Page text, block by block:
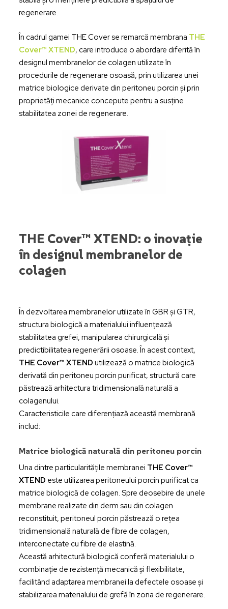
regenerare.
În cadrul gamei THE Cover se remarcă membrana THE
Cover™ XTEND, care introduce o abordare diferită în
designul membranelor de colagen utilizate în
procedurile de regenerare osoasă, prin utilizarea unei
matrice biologice derivate din peritoneu porcin și prin
proprietăți mecanice concepute pentru a susține
stabilitatea zonei de regenerare.
THE Cover™ XTEND: o inovație
în designul membranelor de
colagen
În dezvoltarea membranelor utilizate în GBR și GTR,
structura biologică a materialului influențează
stabilitatea grefei, manipularea chirurgicală și
predictibilitatea regenerării osoase. În acest context,
THE Cover™ XTEND utilizează o matrice biologică
derivată din peritoneu porcin purificat, structură care
păstrează arhitectura tridimensională naturală a
colagenului.
Caracteristicile care diferențiază această membrană
includ:
Matrice biologică naturală din peritoneu porcin
Una dintre particularitățile membranei THE Cover™
XTEND este utilizarea peritoneului porcin purificat ca
matrice biologică de colagen. Spre deosebire de unele
membrane realizate din derm sau din colagen
reconstituit, peritoneul porcin păstrează o rețea
tridimensională naturală de fibre de colagen,
interconectate cu fibre de elastină.
Această arhitectură biologică conferă materialului o
combinație de rezistență mecanică și flexibilitate,
facilitând adaptarea membranei la defectele osoase și
stabilizarea materialului de grefă în zona de regenerare.